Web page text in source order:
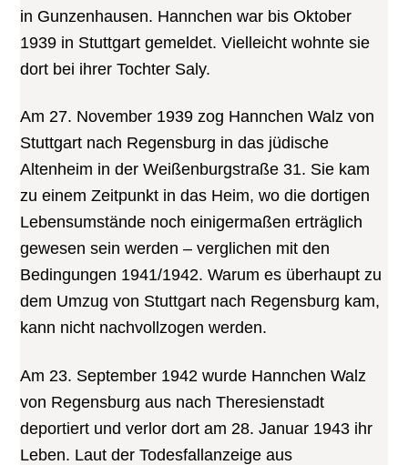
in Gunzenhausen. Hannchen war bis Oktober
1939 in Stuttgart gemeldet. Vielleicht wohnte sie
dort bei ihrer Tochter Saly.
Am 27. November 1939 zog Hannchen Walz von
Stuttgart nach Regensburg in das jüdische
Altenheim in der Weißenburgstraße 31. Sie kam
zu einem Zeitpunkt in das Heim, wo die dortigen
Lebensumstände noch einigermaßen erträglich
gewesen sein werden – verglichen mit den
Bedingungen 1941/1942. Warum es überhaupt zu
dem Umzug von Stuttgart nach Regensburg kam,
kann nicht nachvollzogen werden.
Am 23. September 1942 wurde Hannchen Walz
von Regensburg aus nach Theresienstadt
deportiert und verlor dort am 28. Januar 1943 ihr
Leben. Laut der Todesfallanzeige aus